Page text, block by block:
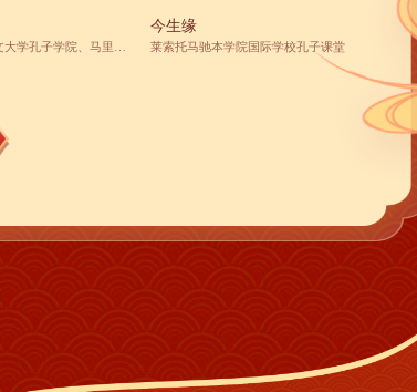
学孔子学院、马里阿
今生缘
莱索托马驰本学院国际学校孔子课堂